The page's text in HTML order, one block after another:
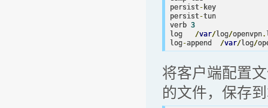
persist - key
persist -tun
verb 3
log /var/log/openvpn.
log-append /var/log/
将客户端配置
的文件，保存